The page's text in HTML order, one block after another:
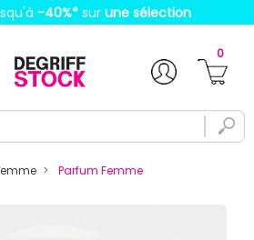
-40%* sur une sélection
0
Parfum Femme